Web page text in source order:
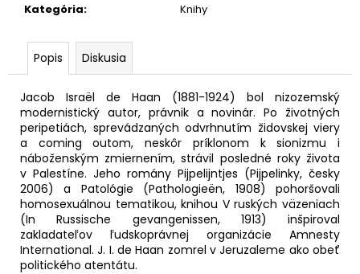
Kategória: Knihy
Popis Diskusia
Jacob Israël de Haan (1881-1924) bol nizozemský
modernistický autor, právnik a novinár. Po životných
peripetiách, sprevádzaných odvrhnutím židovskej viery
a coming outom, neskôr príklonom k sionizmu i
náboženským zmiernením, strávil posledné roky života
v Palestíne. Jeho romány Pijpelijntjes (Pijpelinky, česky
2006) a Patológie (Pathologieën, 1908) pohoršovali
homosexuálnou tematikou, knihou V ruských väzeniach
(In Russische gevangenissen, 1913) inšpiroval
zakladateľov ľudskoprávnej organizácie Amnesty
International. J. I. de Haan zomrel v Jeruzaleme ako obeť
politického atentátu.
ú
SNY
MÁRIE
DUNINOVEJ
8,39
€
Pôvodne:
11,99
€